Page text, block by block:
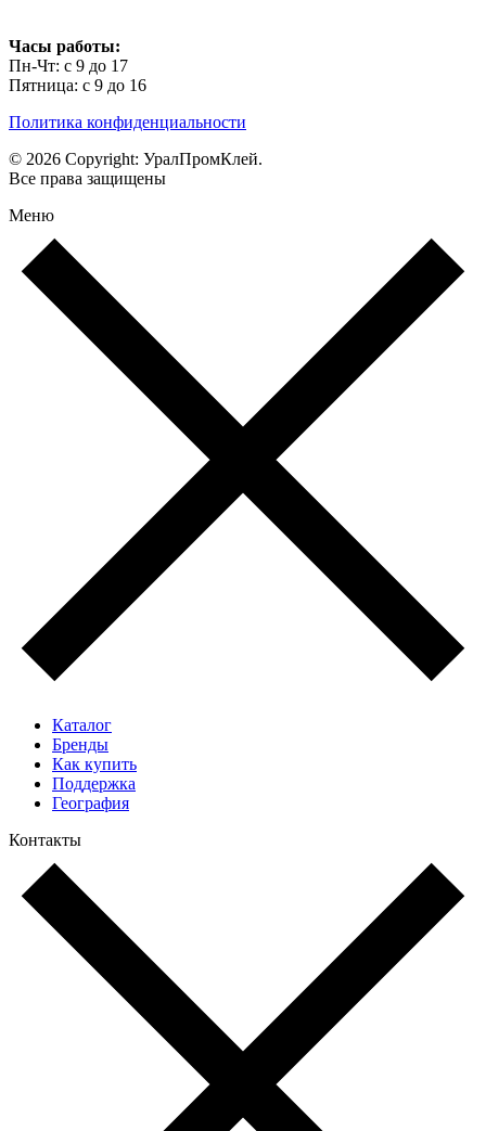
Часы работы:
Пн-Чт: с 9 до 17
Пятница: с 9 до 16
Политика конфиденциальности
© 2026 Copyright: УралПромКлей.
Все права защищены
Меню
Каталог
Бренды
Как купить
Поддержка
География
Контакты